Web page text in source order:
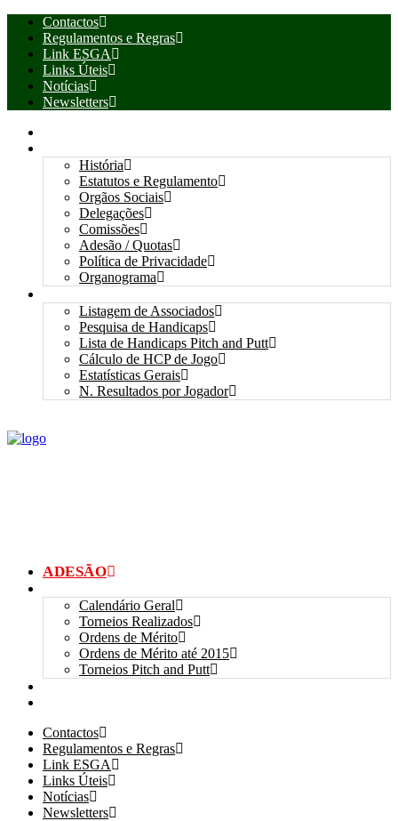
Contactos
Regulamentos e Regras
Link ESGA
Links Úteis
Notícias
Newsletters
História
Estatutos e Regulamento
Orgãos Sociais
Delegações
Comissões
Adesão / Quotas
Política de Privacidade
Organograma
Listagem de Associados
Pesquisa de Handicaps
Lista de Handicaps Pitch and Putt
Cálculo de HCP de Jogo
Estatísticas Gerais
N. Resultados por Jogador
ADESÃO
Calendário Geral
Torneios Realizados
Ordens de Mérito
Ordens de Mérito até 2015
Torneios Pitch and Putt
Contactos
Regulamentos e Regras
Link ESGA
Links Úteis
Notícias
Newsletters